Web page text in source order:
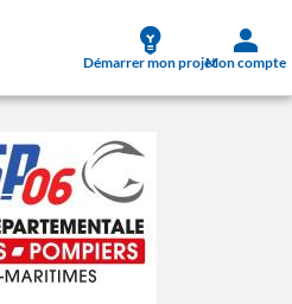
Démarrer mon projetMon compte